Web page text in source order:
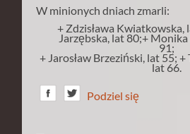
W minionych dniach zmarli:
+ Zdzisława Kwiatkowska,
Jarzębska, lat 80;+ Monika
91;
+ Jarosław Brzeziński, lat 55; +
lat 66.
Podziel się